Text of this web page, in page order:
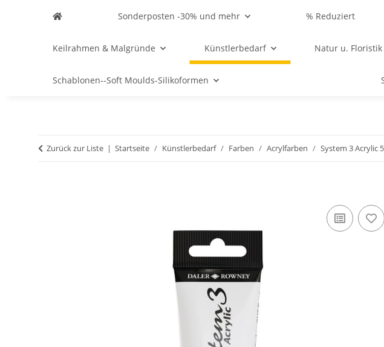
Sonderposten -30% und mehr % Reduziert
Keilrahmen & Malgründe Künstlerbedarf Natur u. Floristik
Schablonen--Soft Moulds-Silikoformen
Zurück zur Liste Startseite Künstlerbedarf Farben Acrylfarben System 3 Acrylic